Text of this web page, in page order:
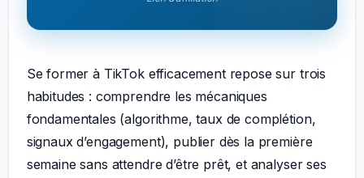
Se former à TikTok efficacement repose sur trois
habitudes : comprendre les mécaniques
fondamentales (algorithme, taux de complétion,
signaux d’engagement), publier dès la première
semaine sans attendre d’être prêt, et analyser ses